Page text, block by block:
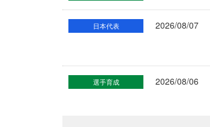
日本代表 2026/08/07
選手育成 2026/08/06